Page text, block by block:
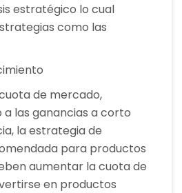
estratégico lo cual
como las
de mercado,
a las ganancias a corto
la estrategia de
para productos
aumentar la cuota de
en productos